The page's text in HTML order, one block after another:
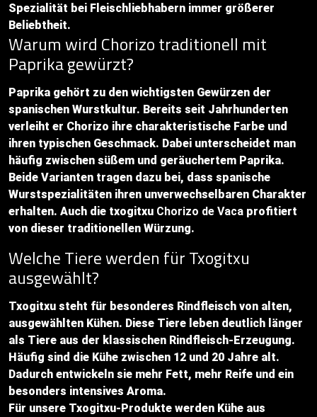
Spezialität bei Fleischliebhabern immer größerer
Beliebtheit.
Warum wird Chorizo traditionell mit
Paprika gewürzt?
Paprika gehört zu den wichtigsten Gewürzen der
spanischen Wurstkultur. Bereits seit Jahrhunderten
verleiht er Chorizo ihre charakteristische Farbe und
ihren typischen Geschmack. Dabei unterscheidet man
häufig zwischen süßem und geräuchertem Paprika.
Beide Varianten tragen dazu bei, dass spanische
Wurstspezialitäten ihren unverwechselbaren Charakter
erhalten. Auch die txogitxu Chorizo de Vaca profitiert
von dieser traditionellen Würzung.
Welche Tiere werden für Txogitxu
ausgewählt?
Txogitxu steht für besonderes Rindfleisch von alten,
ausgewählten Kühen. Diese Tiere leben deutlich länger
als Tiere aus der klassischen Rindfleisch-Erzeugung.
Häufig sind die Kühe zwischen 12 und 20 Jahre alt.
Dadurch entwickeln sie mehr Fett, mehr Reife und ein
besonders intensives Aroma.
Für unsere Txogitxu-Produkte werden Kühe aus